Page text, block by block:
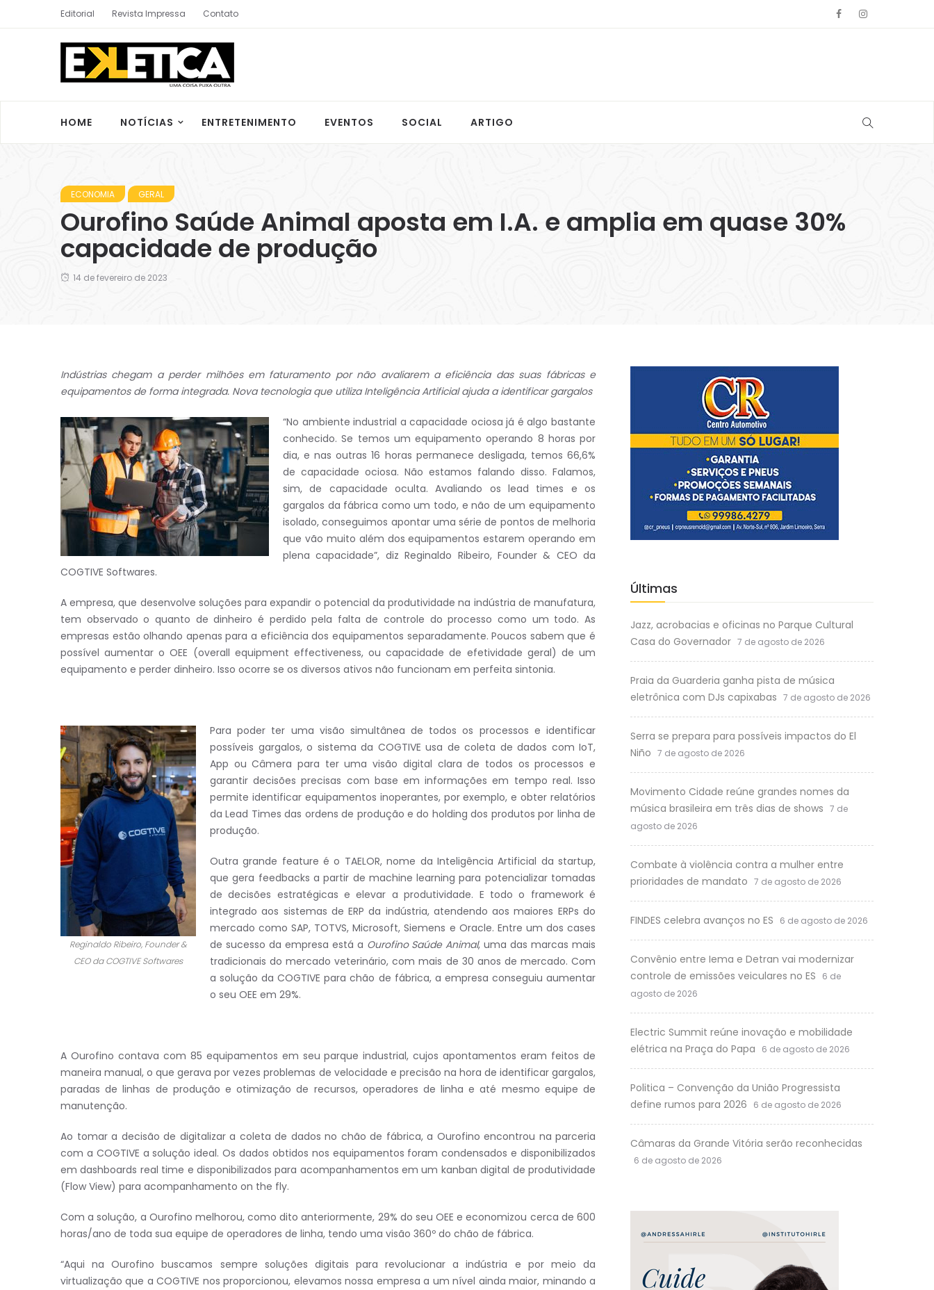
Editorial Revista Impressa Contato
HOME NOTÍCIAS ENTRETENIMENTO EVENTOS SOCIAL ARTIGO
ECONOMIA GERAL
Ourofino Saúde Animal aposta em I.A. e amplia em quase 30%
capacidade de produção
14 de fevereiro de 2023
Indústrias chegam a perder milhões em faturamento por não avaliarem a eficiência das suas fábricas e
equipamentos de forma integrada. Nova tecnologia que utiliza Inteligência Artificial ajuda a identificar gargalos
“No ambiente industrial a capacidade ociosa já é algo bastante
conhecido. Se temos um equipamento operando 8 horas por
dia, e nas outras 16 horas permanece desligada, temos 66,6%
de capacidade ociosa. Não estamos falando disso. Falamos,
sim, de capacidade oculta. Avaliando os lead times e os
gargalos da fábrica como um todo, e não de um equipamento
isolado, conseguimos apontar uma série de pontos de melhoria
que vão muito além dos equipamentos estarem operando em
plena capacidade”, diz Reginaldo Ribeiro, Founder & CEO da
COGTIVE Softwares.
A empresa, que desenvolve soluções para expandir o potencial da produtividade na indústria de manufatura,
tem observado o quanto de dinheiro é perdido pela falta de controle do processo como um todo. As
empresas estão olhando apenas para a eficiência dos equipamentos separadamente. Poucos sabem que é
possível aumentar o OEE (overall equipment effectiveness, ou capacidade de efetividade geral) de um
equipamento e perder dinheiro. Isso ocorre se os diversos ativos não funcionam em perfeita sintonia.
Reginaldo Ribeiro, Founder &
CEO da COGTIVE Softwares
Para poder ter uma visão simultânea de todos os processos e identificar
possíveis gargalos, o sistema da COGTIVE usa de coleta de dados com IoT,
App ou Câmera para ter uma visão digital clara de todos os processos e
garantir decisões precisas com base em informações em tempo real. Isso
permite identificar equipamentos inoperantes, por exemplo, e obter relatórios
da Lead Times das ordens de produção e do holding dos produtos por linha de
produção.
Outra grande feature é o TAELOR, nome da Inteligência Artificial da startup,
que gera feedbacks a partir de machine learning para potencializar tomadas
de decisões estratégicas e elevar a produtividade. E todo o framework é
integrado aos sistemas de ERP da indústria, atendendo aos maiores ERPs do
mercado como SAP, TOTVS, Microsoft, Siemens e Oracle. Entre um dos cases
de sucesso da empresa está a Ourofino Saúde Animal, uma das marcas mais
tradicionais do mercado veterinário, com mais de 30 anos de mercado. Com
a solução da COGTIVE para chão de fábrica, a empresa conseguiu aumentar
o seu OEE em 29%.
A Ourofino contava com 85 equipamentos em seu parque industrial, cujos apontamentos eram feitos de
maneira manual, o que gerava por vezes problemas de velocidade e precisão na hora de identificar gargalos,
paradas de linhas de produção e otimização de recursos, operadores de linha e até mesmo equipe de
manutenção.
Ao tomar a decisão de digitalizar a coleta de dados no chão de fábrica, a Ourofino encontrou na parceria
com a COGTIVE a solução ideal. Os dados obtidos nos equipamentos foram condensados e disponibilizados
em dashboards real time e disponibilizados para acompanhamentos em um kanban digital de produtividade
(Flow View) para acompanhamento on the fly.
Com a solução, a Ourofino melhorou, como dito anteriormente, 29% do seu OEE e economizou cerca de 600
horas/ano de toda sua equipe de operadores de linha, tendo uma visão 360º do chão de fábrica.
“Aqui na Ourofino buscamos sempre soluções digitais para revolucionar a indústria e por meio da
virtualização que a COGTIVE nos proporcionou, elevamos nossa empresa a um nível ainda maior, minando a
Últimas
Jazz, acrobacias e oficinas no Parque Cultural
Casa do Governador 7 de agosto de 2026
Praia da Guarderia ganha pista de música
eletrônica com DJs capixabas 7 de agosto de 2026
Serra se prepara para possíveis impactos do El
Niño 7 de agosto de 2026
Movimento Cidade reúne grandes nomes da
música brasileira em três dias de shows 7 de
agosto de 2026
Combate à violência contra a mulher entre
prioridades de mandato 7 de agosto de 2026
FINDES celebra avanços no ES 6 de agosto de 2026
Convênio entre Iema e Detran vai modernizar
controle de emissões veiculares no ES
6 de
agosto de 2026
Electric Summit reúne inovação e mobilidade
elétrica na Praça do Papa
6 de agosto de 2026
Politica – Convenção da União Progressista
define rumos para 2026
6 de agosto de 2026
Câmaras da Grande Vitória serão reconhecidas
6 de agosto de 2026